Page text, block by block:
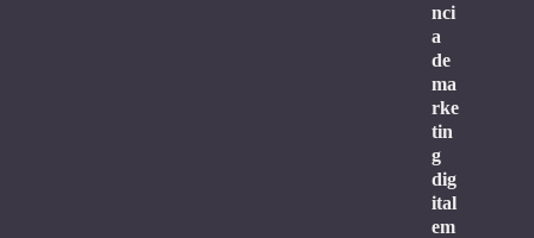
nci
a
de
ma
rke
tin
g
dig
ital
em